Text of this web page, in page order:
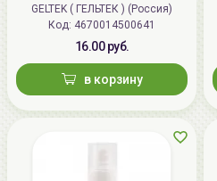
GELTEK ( ГЕЛЬТЕК ) (Россия)
Код: 4670014500641
16.00 руб.
в корзину